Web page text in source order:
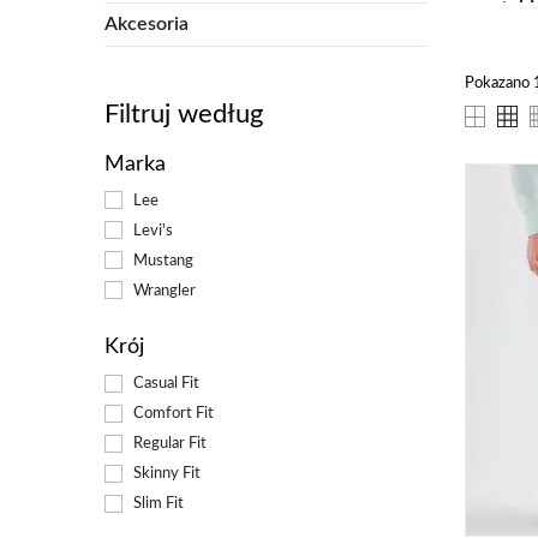
Akcesoria
Filtruj według
Marka
Lee
Levi's
Mustang
Wrangler
Krój
Casual Fit
Comfort Fit
Regular Fit
Skinny Fit
Slim Fit